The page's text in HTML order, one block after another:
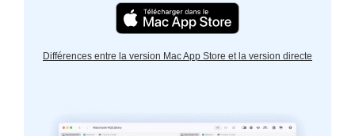
Différences entre la version Mac App Store et la version directe